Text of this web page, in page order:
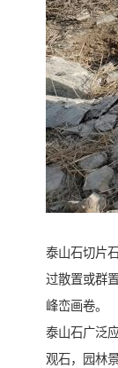
泰山石切片
过散置或群
峰峦画卷。
泰山石广泛
观石，园林